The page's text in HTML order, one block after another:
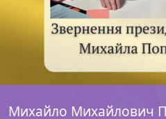
Михайло Михайлович